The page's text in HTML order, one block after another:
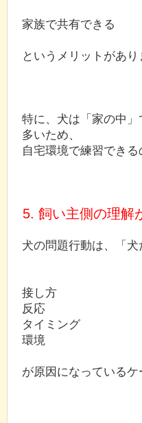
家族で共有できる
というメリットがあり
特に、犬は「家の中
多いため、
自宅環境で練習できる
5. 飼い主側の理解
犬の問題行動は、「犬
接し方
反応
タイミング
環境
が原因になっているケ